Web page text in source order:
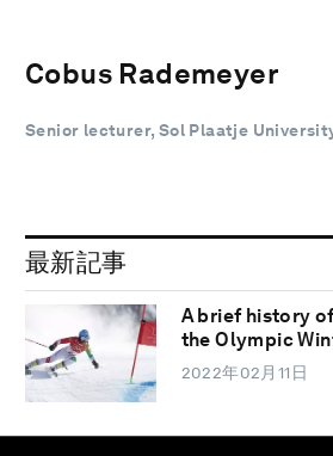
Cobus Rademeyer
Senior lecturer, Sol Plaatje
最新記事
A brief history
the Olympic
2022年02月11日